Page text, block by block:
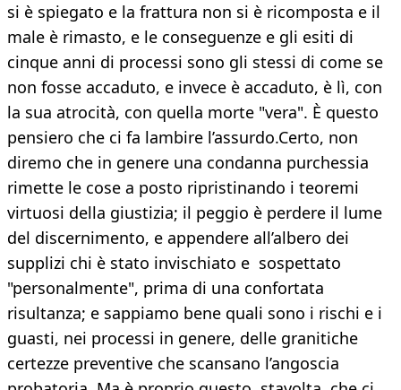
si è spiegato e la frattura non si è ricomposta e il
male è rimasto, e le conseguenze e gli esiti di
cinque anni di processi sono gli stessi di come se
non fosse accaduto, e invece è accaduto, è lì, con
la sua atrocità, con quella morte "vera". È questo
pensiero che ci fa lambire l’assurdo.Certo, non
diremo che in genere una condanna purchessia
rimette le cose a posto ripristinando i teoremi
virtuosi della giustizia; il peggio è perdere il lume
del discernimento, e appendere all’albero dei
supplizi chi è stato invischiato e sospettato
"personalmente", prima di una confortata
risultanza; e sappiamo bene quali sono i rischi e i
guasti, nei processi in genere, delle granitiche
certezze preventive che scansano l’angoscia